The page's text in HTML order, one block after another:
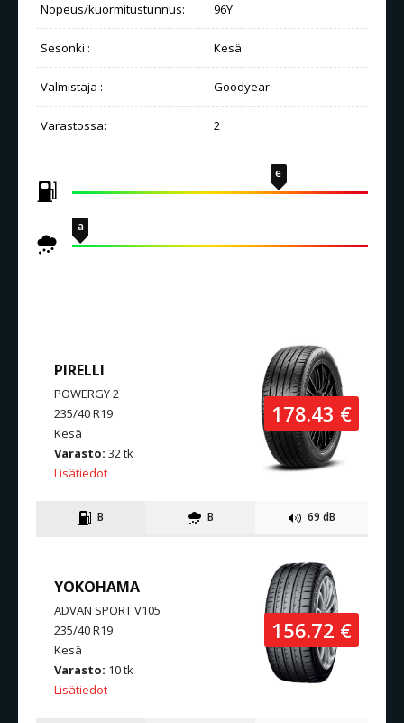
Nopeus/kuormitustunnus: 96Y
Sesonki : Kesä
Valmistaja : Goodyear
Varastossa: 2
e
a
178.43 €
PIRELLI
POWERGY 2
235/40 R19
Kesä
Varasto: 32 tk
Lisätiedot
B B 69 dB
156.72 €
YOKOHAMA
ADVAN SPORT V105
235/40 R19
Kesä
Varasto: 10 tk
Lisätiedot